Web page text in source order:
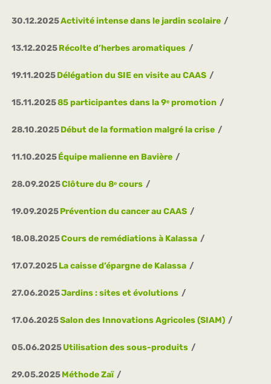
30.12.2025Activité intense dans le jardin scolaire
13.12.2025Récolte d’herbes aromatiques
19.11.2025Délégation du SIE en visite au CAAS
15.11.202585 participantes dans la 9ᵉ promotion
28.10.2025Début de la formation malgré la crise
11.10.2025Équipe malienne en Bavière
28.09.2025Clôture du 8ᵉ cours
19.09.2025Prévention du cancer au CAAS
18.08.2025Cours de remédiations à Kalassa
17.07.2025La caisse d’épargne de Kalassa
27.06.2025Jardins : sites et évolutions
17.06.2025Salon des Innovations Agricoles (SIAM)
05.06.2025Utilisation des sous-produits
29.05.2025Méthode Zaï